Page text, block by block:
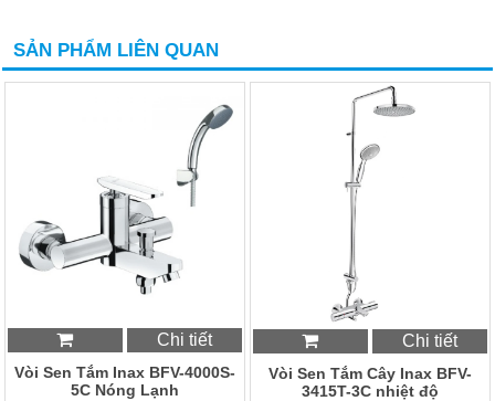
SẢN PHẨM LIÊN QUAN
Chi tiết
Vòi Sen Tắm Inax BFV-4000S-
5C Nóng Lạnh
Chi tiết
Vòi Sen Tắm Cây Inax BFV-
3415T-3C nhiệt độ